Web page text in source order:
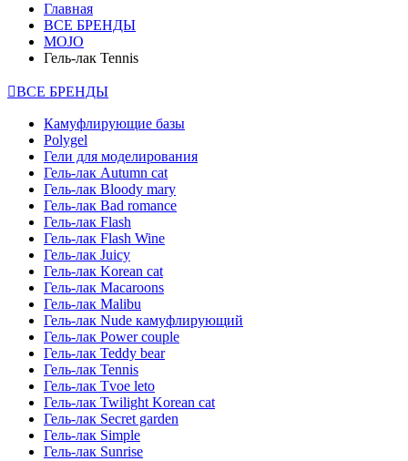
Главная
ВСЕ БРЕНДЫ
MOJO
Гель-лак Tennis
ВСЕ БРЕНДЫ
Камуфлирующие базы
Polygel
Гели для моделирования
Гель-лак Autumn cat
Гель-лак Bloody mary
Гель-лак Bad romance
Гель-лак Flash
Гель-лак Flash Wine
Гель-лак Juicy
Гель-лак Korean cat
Гель-лак Macaroons
Гель-лак Malibu
Гель-лак Nude камуфлирующий
Гель-лак Power couple
Гель-лак Teddy bear
Гель-лак Tennis
Гель-лак Tvoe leto
Гель-лак Twilight Korean cat
Гель-лак Secret garden
Гель-лак Simple
Гель-лак Sunrise